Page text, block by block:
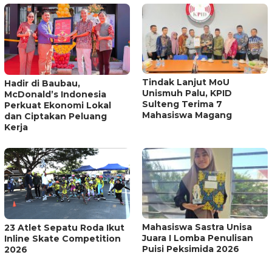
Hadir di Baubau,
McDonald’s Indonesia
Perkuat Ekonomi Lokal
dan Ciptakan Peluang
Kerja
Tindak Lanjut MoU
Unismuh Palu, KPID
Sulteng Terima 7
Mahasiswa Magang
23 Atlet Sepatu Roda Ikut
Inline Skate Competition
2026
Mahasiswa Sastra Unisa
Juara I Lomba Penulisan
Puisi Peksimida 2026